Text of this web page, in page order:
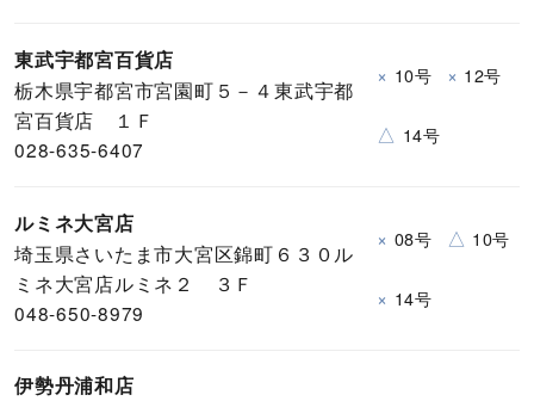
東武宇都宮百貨店
栃木県宇都宮市宮園町５－４東武宇都
宮百貨店 １Ｆ
028-635-6407
× 10号 × 12号
△ 14号
ルミネ大宮店
埼玉県さいたま市大宮区錦町６３０ル
ミネ大宮店ルミネ２ ３Ｆ
048-650-8979
× 08号 △ 10号
× 14号
伊勢丹浦和店